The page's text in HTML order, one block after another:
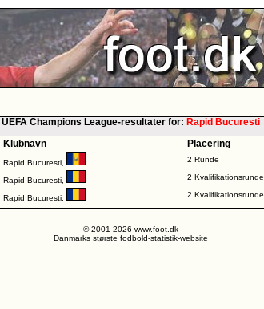
UEFA Champions League-resultater for: Rapid Bucuresti
Klubnavn Placering
Rapid Bucuresti,
2 Runde
Rapid Bucuresti,
2 Kvalifikationsrunde
Rapid Bucuresti, 2 Kvalifikationsrunde
© 2001-2026 www.foot.dk
Danmarks største fodbold-statistik-website